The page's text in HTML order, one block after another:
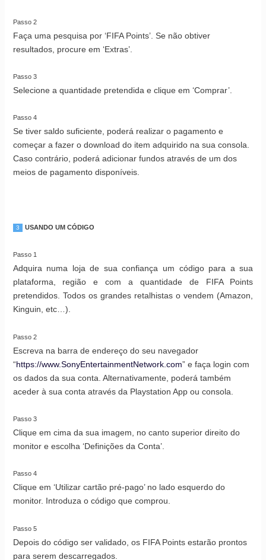
Passo 2
Faça uma pesquisa por ‘FIFA Points’. Se não obtiver
resultados, procure em ‘Extras’.
Passo 3
Selecione a quantidade pretendida e clique em ‘Comprar’.
Passo 4
Se tiver saldo suficiente, poderá realizar o pagamento e
começar a fazer o download do item adquirido na sua consola.
Caso contrário, poderá adicionar fundos através de um dos
meios de pagamento disponíveis.
3 USANDO UM CÓDIGO
Passo 1
Adquira numa loja de sua confiança um código para a sua
plataforma, região e com a quantidade de FIFA Points
pretendidos. Todos os grandes retalhistas o vendem (Amazon,
Kinguin, etc…).
Passo 2
Escreva na barra de endereço do seu navegador
“https://www.SonyEntertainmentNetwork.com” e faça login com
os dados da sua conta. Alternativamente, poderá também
aceder à sua conta através da Playstation App ou consola.
Passo 3
Clique em cima da sua imagem, no canto superior direito do
monitor e escolha ‘Definições da Conta’.
Passo 4
Clique em ‘Utilizar cartão pré-pago’ no lado esquerdo do
monitor. Introduza o código que comprou.
Passo 5
Depois do código ser validado, os FIFA Points estarão prontos
para serem descarregados.